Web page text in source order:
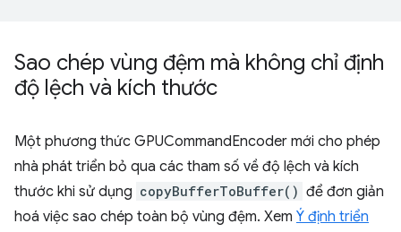
Sao chép vùng đệm mà không chỉ định
độ lệch và kích thước
Một phương thức GPUCommandEncoder mới cho phép
nhà phát triển bỏ qua các tham số về độ lệch và kích
thước khi sử dụng copyBufferToBuffer() để đơn giản
hoá việc sao chép toàn bộ vùng đệm. Xem Ý định triển